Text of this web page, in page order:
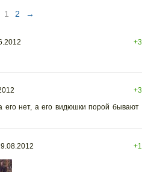
1 2 →
+3
+3
его нет, а его видюшки порой бывают
+1